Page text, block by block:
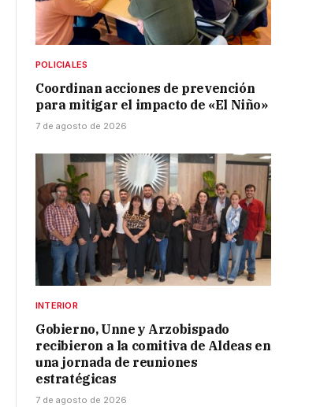
POLICIALES
Coordinan acciones de prevención
para mitigar el impacto de «El Niño»
7 de agosto de 2026
INTERIOR
Gobierno, Unne y Arzobispado
recibieron a la comitiva de Aldeas en
una jornada de reuniones
estratégicas
7 de agosto de 2026